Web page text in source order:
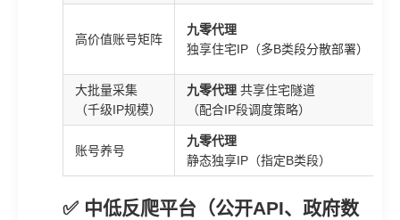
高价值账号矩阵
九零代理
独享住宅IP（多B类段分散部署）
大批量采集
（千级IP规模）
九零代理 共享住宅隧道
（配合IP段调度策略）
账号养号
九零代理
静态独享IP（指定B类段）
✅ 中低反爬平台（公开API、政府数